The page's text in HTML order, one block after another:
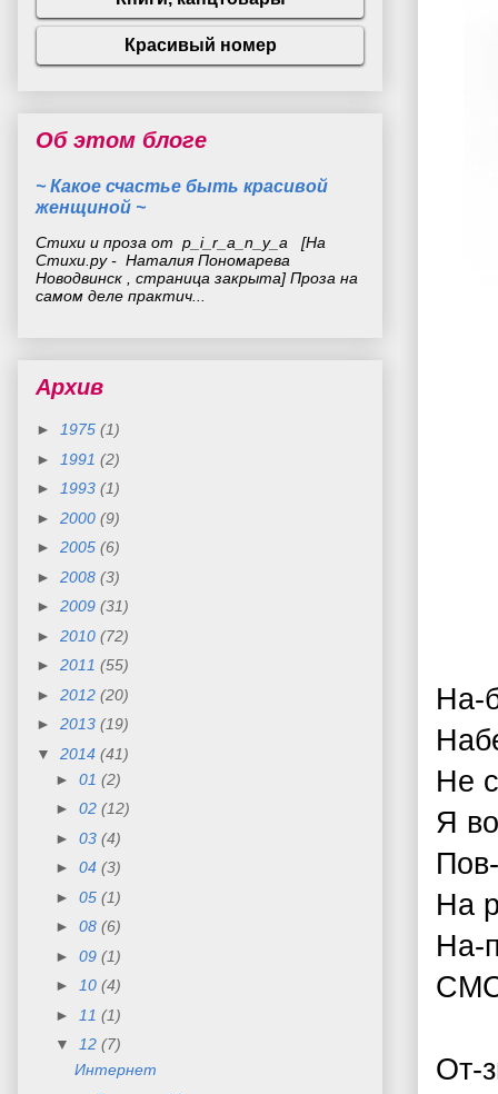
На-
Не
Я
На
На-
От-
Об этом блоге
~ Какое счастье быть красивой
женщиной ~
Стихи и проза от p_i_r_a_n_y_a [На
Стихи.ру - Наталия Пономарева
Новодвинск , страница закрыта] Проза на
самом деле практич...
Архив
► 1975 (1)
►
1991 (2)
►
1993 (1)
► 2000 (9)
► 2005 (6)
► 2008 (3)
► 2009 (31)
► 2010 (72)
► 2011 (55)
► 2012 (20)
► 2013 (19)
▼ 2014 (41)
► 01 (2)
► 02 (12)
► 03 (4)
► 04 (3)
► 05 (1)
► 08 (6)
► 09 (1)
►
10 (4)
►
11 (1)
▼
12 (7)
Интернет